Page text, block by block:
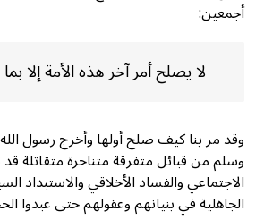
أجمعين:
لا يصلح أمر آخر هذه الأمة إلا
وقد مر بنا كيف صلح أولها وأخرج رسول
وسلم من قبائل متفرقة متناحرة متقاتلة
الاجتماعي والفساد الأخلاقي والاستبداد
الجاهلية في بنيانهم وعقولهم حتى عبدوا